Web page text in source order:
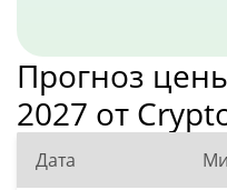
Прогноз
2027 от
Дата